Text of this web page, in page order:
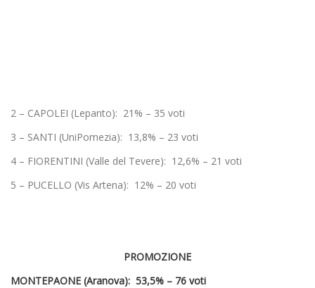
2 – CAPOLEI (Lepanto): 21% – 35 voti
3 – SANTI (UniPomezia): 13,8% – 23 voti
4 – FIORENTINI (Valle del Tevere): 12,6% – 21 voti
5 – PUCELLO (Vis Artena): 12% – 20 voti
PROMOZIONE
MONTEPAONE (Aranova): 53,5% – 76 voti